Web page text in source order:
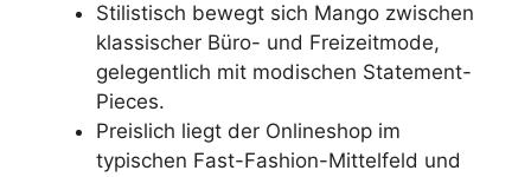
Stilistisch bewegt sich Mango zwischen
klassischer Büro- und Freizeitmode,
gelegentlich mit modischen Statement-
Pieces.
Preislich liegt der Onlineshop im
typischen Fast-Fashion-Mittelfeld und